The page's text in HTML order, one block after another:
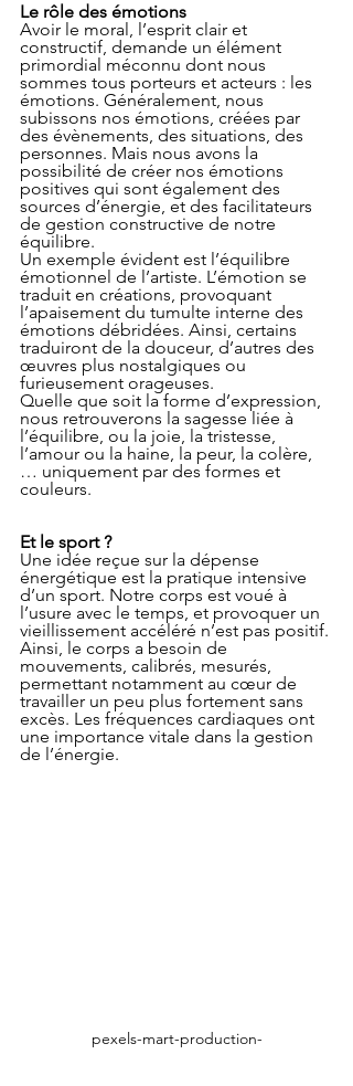
Le rôle des émotions
Avoir le moral, l’esprit clair et
constructif, demande un élément
primordial méconnu dont nous
sommes tous porteurs et acteurs : les
émotions. Généralement, nous
subissons nos émotions, créées par
des évènements, des situations, des
personnes. Mais nous avons la
possibilité de créer nos émotions
positives qui sont également des
sources d’énergie, et des facilitateurs
de gestion constructive de notre
équilibre.
Un exemple évident est l’équilibre
émotionnel de l’artiste. L’émotion se
traduit en créations, provoquant
l’apaisement du tumulte interne des
émotions débridées. Ainsi, certains
traduiront de la douceur, d’autres des
œuvres plus nostalgiques ou
furieusement orageuses.
Quelle que soit la forme d’expression,
nous retrouverons la sagesse liée à
l’équilibre, ou la joie, la tristesse,
l’amour ou la haine, la peur, la colère,
… uniquement par des formes et
couleurs.
Et le sport ?
Une idée reçue sur la dépense
énergétique est la pratique intensive
d’un sport. Notre corps est voué à
l’usure avec le temps, et provoquer un
vieillissement accéléré n’est pas positif.
Ainsi, le corps a besoin de
mouvements, calibrés, mesurés,
permettant notamment au cœur de
travailler un peu plus fortement sans
excès. Les fréquences cardiaques ont
une importance vitale dans la gestion
de l’énergie.
pexels-mart-production-